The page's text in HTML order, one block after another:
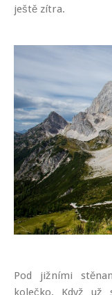
ještě zítra.
Pod jižními
kolečko. Když už